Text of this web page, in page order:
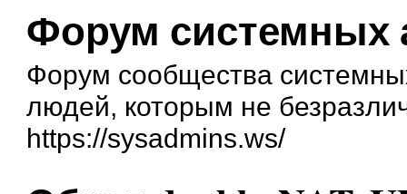
Форум системных
Форум сообщества
людей, которым не
https://sysadmins.ws/